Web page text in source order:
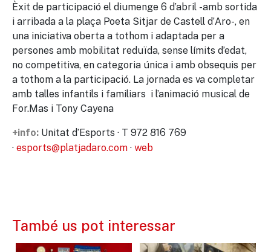
Èxit de participació el diumenge 6 d’abril -amb sortida
i arribada a la plaça Poeta Sitjar de Castell d’Aro-, en
una iniciativa oberta a tothom i adaptada per a
persones amb mobilitat reduïda, sense límits d’edat,
no competitiva, en categoria única i amb obsequis per
a tothom a la participació. La jornada es va completar
amb talles infantils i familiars i l’animació musical de
For.Mas i Tony Cayena
+info: Unitat d’Esports · T 972 816 769
· esports@platjadaro.com · web
També us pot interessar